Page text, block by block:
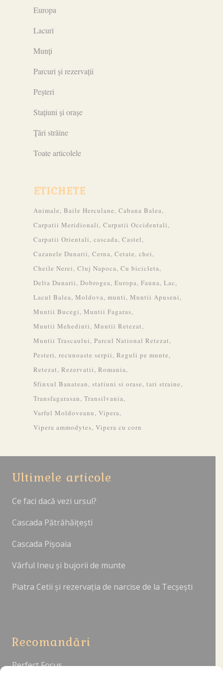
Europa
Lacuri
Munți
Parcuri și rezervații
Peșteri
Stațiuni și orașe
Țări străine
Toate articolele
ETICHETE
Animale Baile Herculane Cabana Balea
Carpatii Meridionali Carpatii Occidentali
Carpatii Orientali cascada Castel
Cazanele Dunarii Cerna Cetate chei
Cheile Nerei Cluj Napoca Cu bicicleta
Delta Dunarii Dobrogea Europa Fauna Lac
Lacul Balea Moldova munti Muntii Apuseni
Muntii Bucegi Muntii Fagaras
Muntii Mehedinti Muntii Retezat
Muntii Trascaului Parcul National Retezat
Pesteri recunoaste serpii Reguli pe munte
Retezat Rezervatii Romania
Sfinxul Banatean statiuni si orase tari straine
Transfagarasan Transilvania
Varful Moldoveanu Vipera
Vipera ammodytes Vipera cu corn
Ultimele articole
Ce faci dacă vezi ursul?
Cascada Pătrăhăițești
Cascada Pișoaia
Vârful Ineu și bujorii de munte
Piatra Cetii și rezervația de narcise de la Tecșești
Recomandări
Perfect Focus